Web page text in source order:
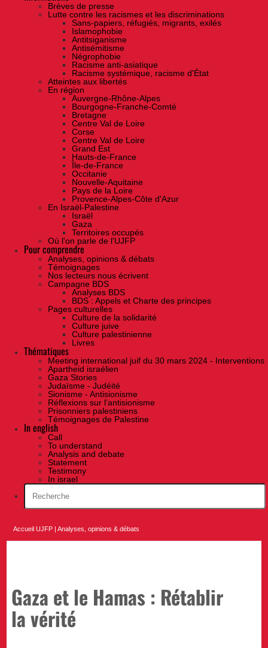
Brèves de presse
Lutte contre les racismes et les discriminations
Sans-papiers, réfugiés, migrants, exilés
Islamophobie
Antitsiganisme
Antisémitisme
Négrophobie
Racisme anti-asiatique
Racisme systémique, racisme d'État
Atteintes aux libertés
En région
Auvergne-Rhône-Alpes
Bourgogne-Franche-Comté
Bretagne
Centre Val de Loire
Corse
Centre Val de Loire
Grand Est
Hauts-de-France
Île-de-France
Occitanie
Nouvelle-Aquitaine
Pays de la Loire
Provence-Alpes-Côte d'Azur
En Israël-Palestine
Israël
Gaza
Territoires occupés
Où l'on parle de l'UJFP
Pour comprendre
Analyses, opinions & débats
Témoignages
Nos lecteurs nous écrivent
Campagne BDS
Analyses BDS
BDS : Appels et Charte des principes
Pages culturelles
Culture de la solidarité
Culture juive
Culture palestinienne
Livres
Thématiques
Meeting international juif du 30 mars 2024 - Interventions
Apartheid israélien
Gaza Stories
Judaïsme - Judéité
Sionisme - Antisionisme
Réflexions sur l’antisionisme
Prisonniers palestiniens
Témoignages de Palestine
In english
Call
To understand
Analysis and debate
Statement
Testimony
In israel
Accueil UJFP |Analyses, opinions & débats
Gaza et le Hamas : Rétablir
la vérité